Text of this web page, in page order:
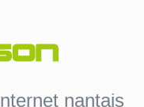
nantais